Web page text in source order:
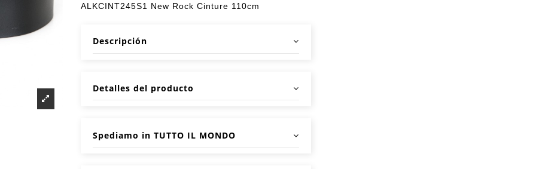
ALKCINT245S1 New Rock Cinture 110cm
Descripción
Detalles del producto
Spediamo in TUTTO IL MONDO